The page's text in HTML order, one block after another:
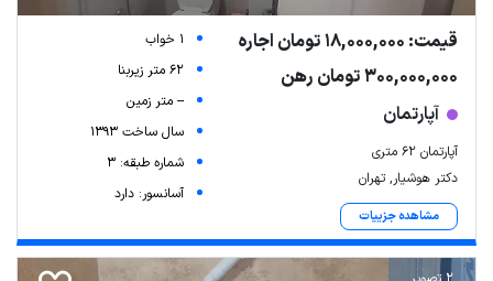
قیمت: 18,000,000 تومان اجاره
300,000,000 تومان رهن
آپارتمان
آپارتمان 62 متری
دکتر هوشیار, تهران
مشاهده جزییات
1 خواب
62 متر زیربنا
-- متر زمین
سال ساخت 1393
شماره طبقه: 3
آسانسور: دارد